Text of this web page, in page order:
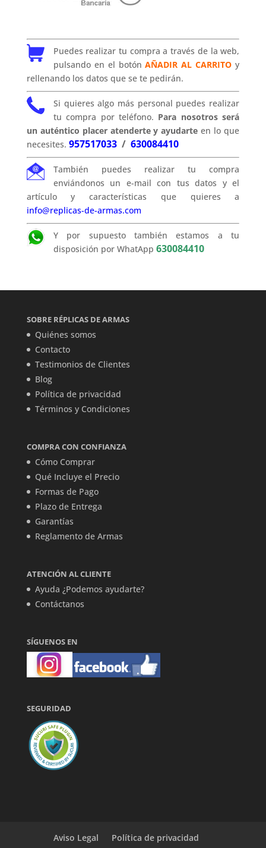
Puedes realizar tu compra a través de la web,
pulsando en el botónAÑADIR AL CARRITO y
rellenando los datos que se te pedirán.
Si quieres algo más personal puedes realizar
tu compra por teléfono. Para nosotros será
un auténtico placer atenderte y ayudarte en lo que
necesites. 957517033/ 630084410
También puedes realizar tu compra
enviándonos un e-mail con tus datos y el
artículo y características que quieres a
info@replicas-de-armas.com
Y por supuesto también estamos a tu
disposición por WhatApp 630084410
SOBRE RÉPLICAS DE ARMAS
Quiénes somos
Contacto
Testimonios de Clientes
Blog
Política de privacidad
Términos y Condiciones
COMPRA CON CONFIANZA
Cómo Comprar
Qué Incluye el Precio
Formas de Pago
Plazo de Entrega
Garantías
Reglamento de Armas
ATENCIÓN AL CLIENTE
Ayuda ¿Podemos ayudarte?
Contáctanos
SÍGUENOS EN
SEGURIDAD
Aviso Legal
Política de privacidad